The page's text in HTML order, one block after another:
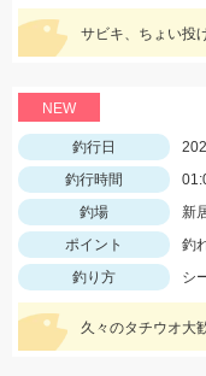
NEW
釣行日
釣行時間
釣場
新
ポイント
釣
釣り方
シ